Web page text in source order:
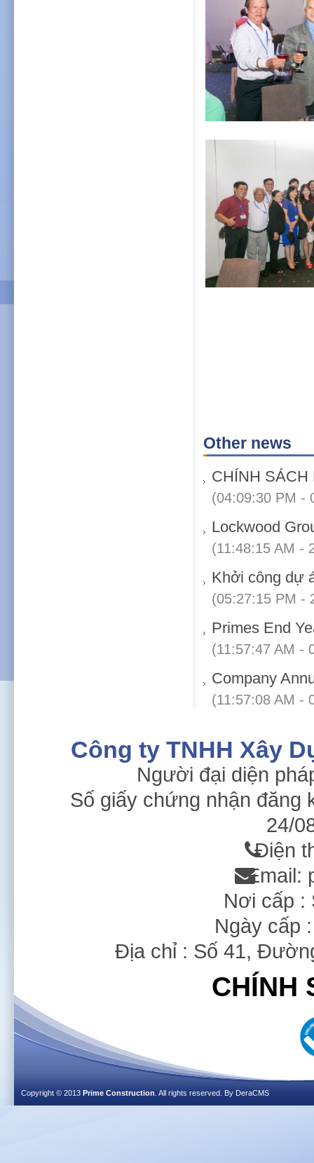
Other news
CHÍNH SÁCH
(04:09:30 PM -
Lockwood
(11:48:15 AM -
Khởi công dự
(05:27:15 PM -
Primes End
(11:57:47 AM -
Company
(11:57:08 AM -
Công ty TNHH Xây
Người đại diện
Số giấy chứng nhận đăng
24/
Điện
Email:
Nơi cấp :
Ngày cấp
Địa chỉ : Số 41,
CHÍNH
Copyright © 2013 Prime Construction . All rights reserved. By DeraCMS